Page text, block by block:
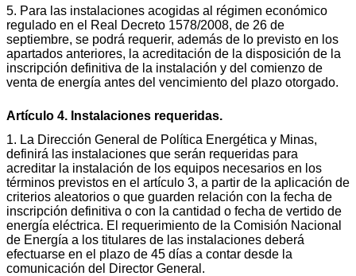
5. Para las instalaciones acogidas al régimen económico
regulado en el Real Decreto 1578/2008, de 26 de
septiembre, se podrá requerir, además de lo previsto en los
apartados anteriores, la acreditación de la disposición de la
inscripción definitiva de la instalación y del comienzo de
venta de energía antes del vencimiento del plazo otorgado.
Artículo 4. Instalaciones requeridas.
1. La Dirección General de Política Energética y Minas,
definirá las instalaciones que serán requeridas para
acreditar la instalación de los equipos necesarios en los
términos previstos en el artículo 3, a partir de la aplicación de
criterios aleatorios o que guarden relación con la fecha de
inscripción definitiva o con la cantidad o fecha de vertido de
energía eléctrica. El requerimiento de la Comisión Nacional
de Energía a los titulares de las instalaciones deberá
efectuarse en el plazo de 45 días a contar desde la
comunicación del Director General.